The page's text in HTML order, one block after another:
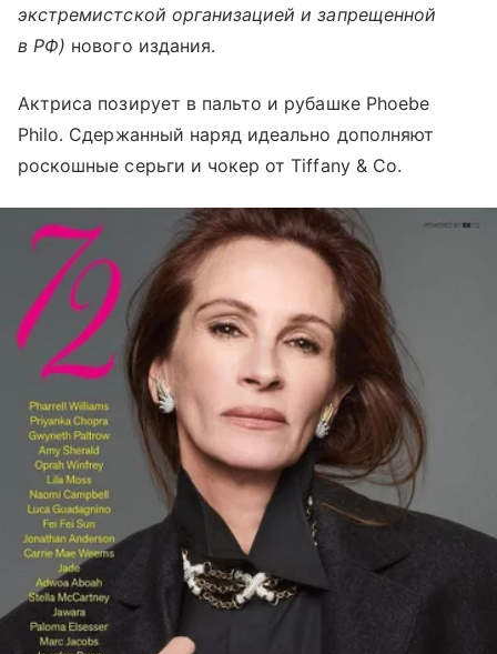
экстремистской организацией и запрещенной
в РФ) нового издания.
Актриса позирует в пальто и рубашке Phoebe
Philo. Сдержанный наряд идеально дополняют
роскошные серьги и чокер от Tiffany & Co.